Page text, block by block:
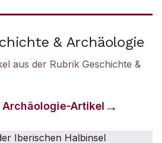
& Archäologie
aus der Rubrik Geschichte &
Archäologie-Artikel